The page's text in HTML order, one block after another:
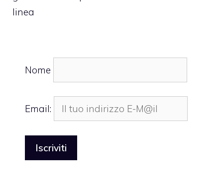
linea
Nome
Email: